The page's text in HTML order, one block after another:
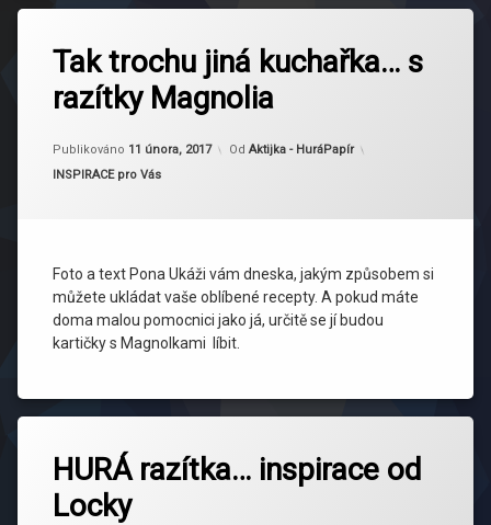
Tak trochu jiná kuchařka… s
razítky Magnolia
Publikováno 11 února, 2017
Aktualizováno 11 února, 2017
Od Aktijka - HuráPapír
Kategorie:
INSPIRACE pro Vás
Foto a text Pona Ukáži vám dneska, jakým způsobem si
můžete ukládat vaše oblíbené recepty. A pokud máte
doma malou pomocnici jako já, určitě se jí budou
kartičky s Magnolkami líbit.
HURÁ razítka… inspirace od
Locky